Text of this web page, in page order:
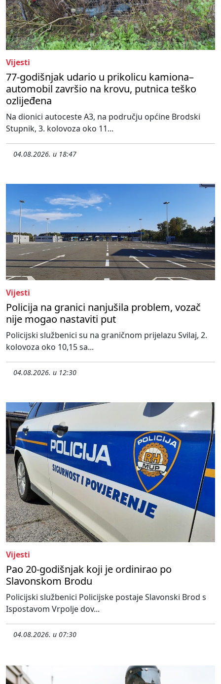
Vijesti
77-godišnjak udario u prikolicu kamiona–
automobil završio na krovu, putnica teško
ozlijeđena
Na dionici autoceste A3, na području općine Brodski
Stupnik, 3. kolovoza oko 11...
04.08.2026. u 18:47
Vijesti
Policija na granici nanjušila problem, vozač
nije mogao nastaviti put
Policijski službenici su na graničnom prijelazu Svilaj, 2.
kolovoza oko 10,15 sa...
04.08.2026. u 12:30
Vijesti
Pao 20-godišnjak koji je ordinirao po
Slavonskom Brodu
Policijski službenici Policijske postaje Slavonski Brod s
Ispostavom Vrpolje dov...
04.08.2026. u 07:30